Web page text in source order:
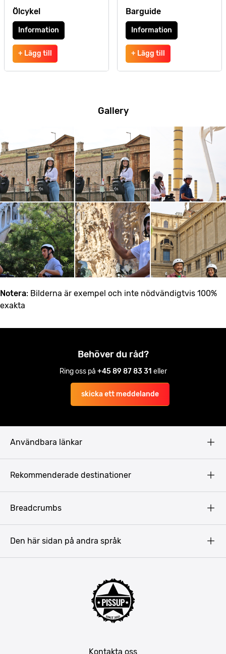
Ölcykel
Information
+ Lägg till
Barguide
Information
+ Lägg till
Gallery
Notera: Bilderna är exempel och inte nödvändigtvis 100%
exakta
Behöver du råd?
Ring oss på +45 89 87 83 31 eller
skicka ett meddelande
Användbara länkar
Rekommenderade destinationer
Breadcrumbs
Kontakta oss
Den här sidan på andra språk